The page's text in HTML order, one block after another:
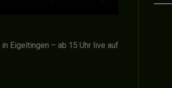
in Eigeltingen – ab 15 Uhr live auf